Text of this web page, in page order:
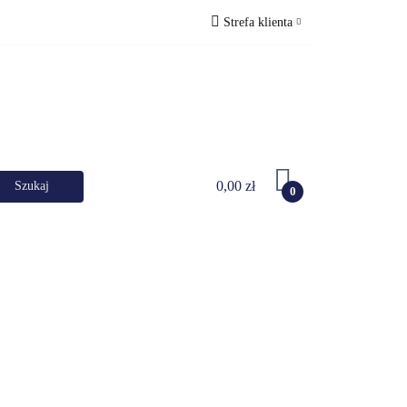
Strefa klienta
0,00 zł 0